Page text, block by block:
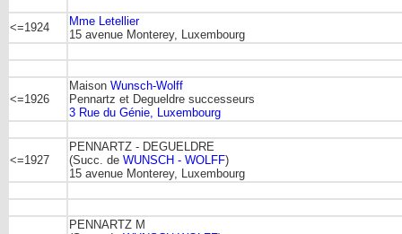
<=1924
Mme Letellier
15 avenue Monterey, Luxembourg
<=1926
Maison Wunsch-Wolff
Pennartz et Degueldre successeurs
3 Rue du Génie, Luxembourg
<=1927
PENNARTZ - DEGUELDRE
(Succ. de WUNSCH - WOLFF)
15 avenue Monterey, Luxembourg
PENNARTZ M